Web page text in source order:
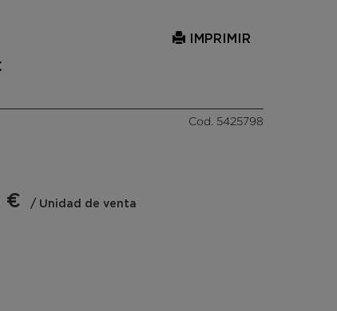
IMPRIMIR
Cod. 5425798
€ / Unidad de venta